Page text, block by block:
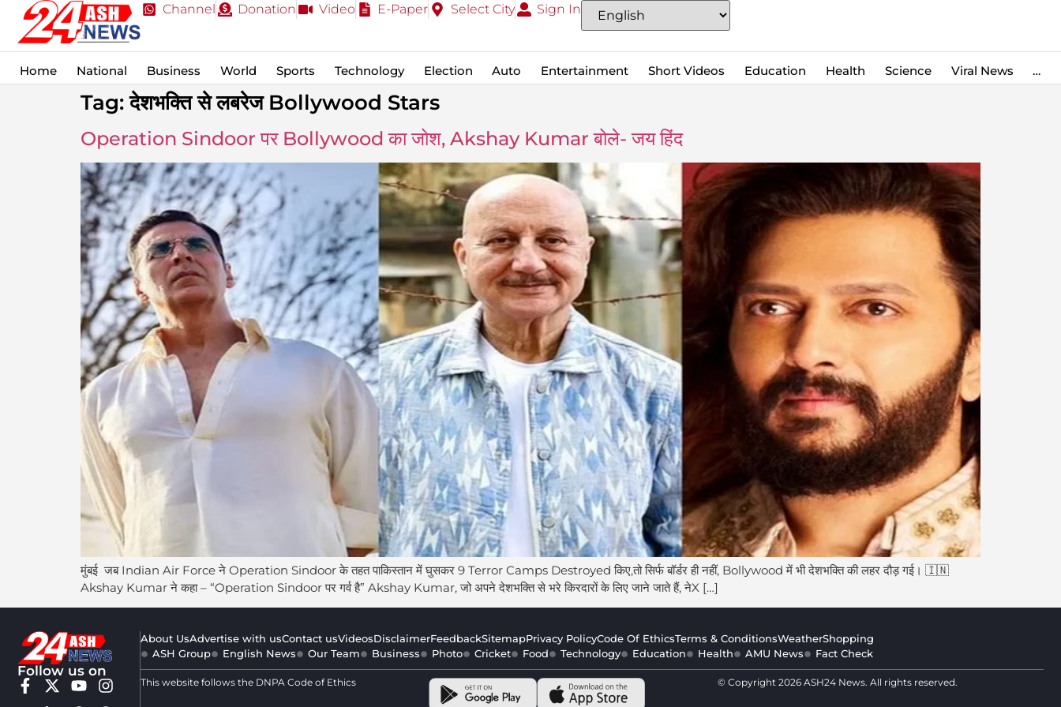
Channel Donation Video E-Paper Select City Sign In
Home National Business World Sports Technology Election Auto Entertainment Short Videos Education Health Science Viral News …
Tag:देशभक्ति से लबरेज Bollywood Stars
Operation Sindoor पर Bollywood का जोश, Akshay Kumar बोले- जय हिंद
मुंबई जब Indian Air Force ने Operation Sindoor के तहत पाकिस्तान में घुसकर 9 Terror Camps Destroyed किए,तो सिर्फ बॉर्डर ही नहीं, Bollywood में भी देशभक्ति की लहर दौड़ गई। 🇮🇳
Akshay Kumar ने कहा – “Operation Sindoor पर गर्व है” Akshay Kumar, जो अपने देशभक्ति से भरे किरदारों के लिए जाने जाते हैं, नेX […]
Follow us on
About UsAdvertise with usContact usVideosDisclaimerFeedbackSitemapPrivacy PolicyCode Of EthicsTerms & ConditionsWeatherShopping
ASH Group
English News Our Team Business Photo Cricket Food Technology Education Health AMU News Fact Check
This website follows the DNPA Code of Ethics © Copyright 2026 ASH24 News. All rights reserved.